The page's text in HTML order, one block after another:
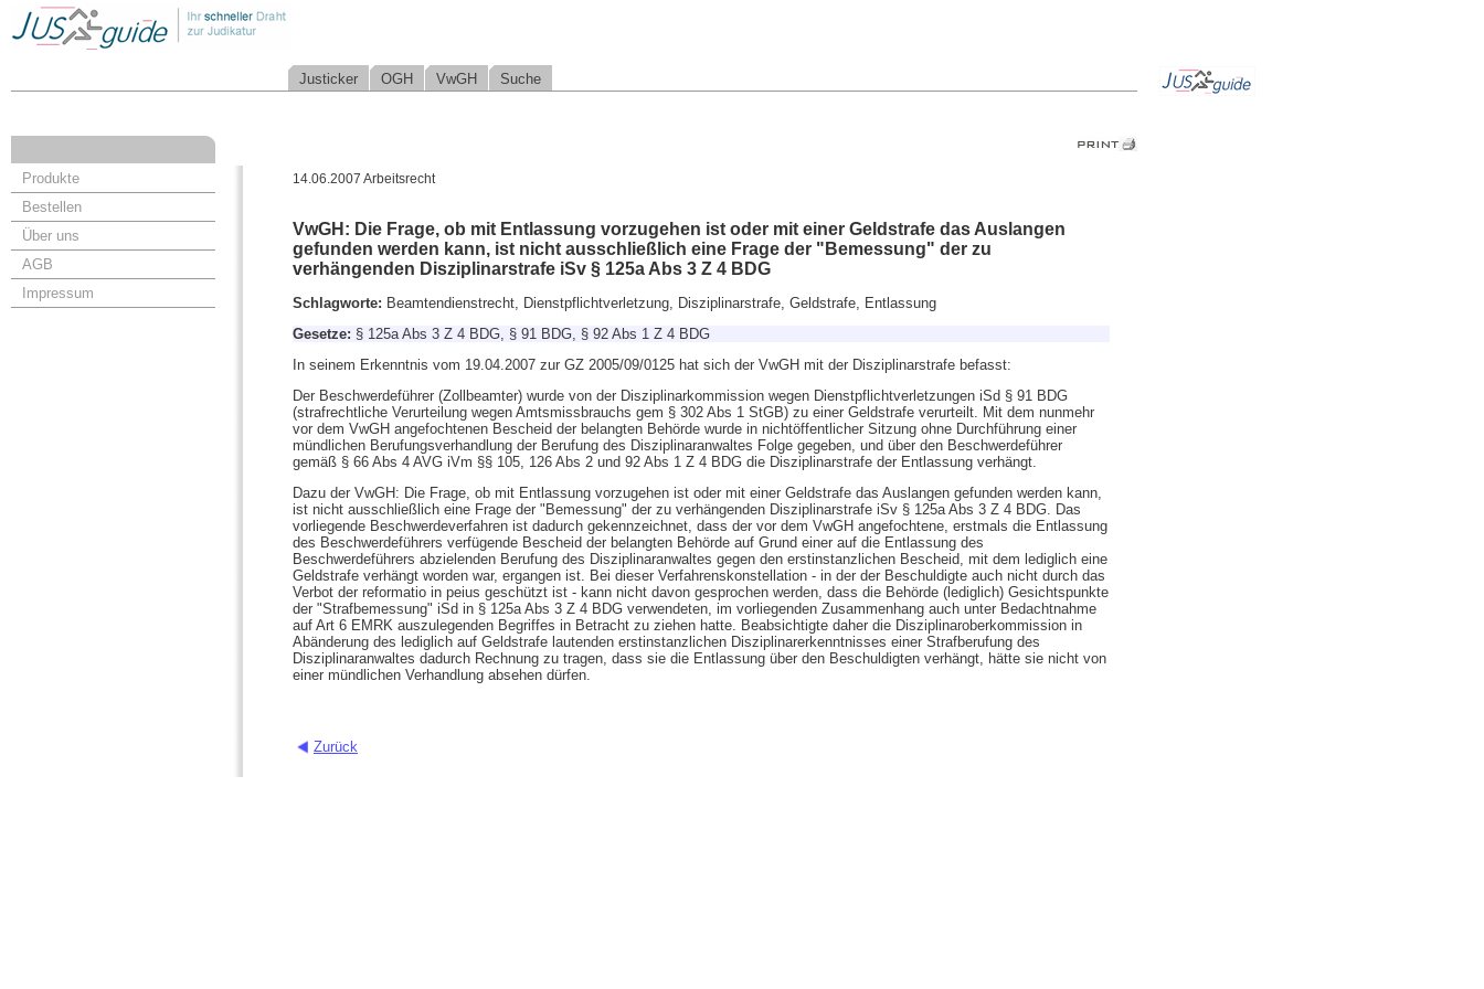
Justicker OGH VwGH Suche
Produkte
Bestellen
Über uns
AGB
Impressum
14.06.2007 Arbeitsrecht
VwGH: Die Frage, ob mit Entlassung vorzugehen ist oder mit einer Geldstrafe das Auslangen
gefunden werden kann, ist nicht ausschließlich eine Frage der "Bemessung" der zu
verhängenden Disziplinarstrafe iSv § 125a Abs 3 Z 4 BDG
Schlagworte: Beamtendienstrecht, Dienstpflichtverletzung, Disziplinarstrafe, Geldstrafe, Entlassung
Gesetze: § 125a Abs 3 Z 4 BDG, § 91 BDG, § 92 Abs 1 Z 4 BDG
In seinem Erkenntnis vom 19.04.2007 zur GZ 2005/09/0125 hat sich der VwGH mit der Disziplinarstrafe befasst:
Der Beschwerdeführer (Zollbeamter) wurde von der Disziplinarkommission wegen Dienstpflichtverletzungen iSd § 91 BDG
(strafrechtliche Verurteilung wegen Amtsmissbrauchs gem § 302 Abs 1 StGB) zu einer Geldstrafe verurteilt. Mit dem nunmehr
vor dem VwGH angefochtenen Bescheid der belangten Behörde wurde in nichtöffentlicher Sitzung ohne Durchführung einer
mündlichen Berufungsverhandlung der Berufung des Disziplinaranwaltes Folge gegeben, und über den Beschwerdeführer
gemäß § 66 Abs 4 AVG iVm §§ 105, 126 Abs 2 und 92 Abs 1 Z 4 BDG die Disziplinarstrafe der Entlassung verhängt.
Dazu der VwGH: Die Frage, ob mit Entlassung vorzugehen ist oder mit einer Geldstrafe das Auslangen gefunden werden kann,
ist nicht ausschließlich eine Frage der "Bemessung" der zu verhängenden Disziplinarstrafe iSv § 125a Abs 3 Z 4 BDG. Das
vorliegende Beschwerdeverfahren ist dadurch gekennzeichnet, dass der vor dem VwGH angefochtene, erstmals die Entlassung
des Beschwerdeführers verfügende Bescheid der belangten Behörde auf Grund einer auf die Entlassung des
Beschwerdeführers abzielenden Berufung des Disziplinaranwaltes gegen den erstinstanzlichen Bescheid, mit dem lediglich eine
Geldstrafe verhängt worden war, ergangen ist. Bei dieser Verfahrenskonstellation - in der der Beschuldigte auch nicht durch das
Verbot der reformatio in peius geschützt ist - kann nicht davon gesprochen werden, dass die Behörde (lediglich) Gesichtspunkte
der "Strafbemessung" iSd in § 125a Abs 3 Z 4 BDG verwendeten, im vorliegenden Zusammenhang auch unter Bedachtnahme
auf Art 6 EMRK auszulegenden Begriffes in Betracht zu ziehen hatte. Beabsichtigte daher die Disziplinaroberkommission in
Abänderung des lediglich auf Geldstrafe lautenden erstinstanzlichen Disziplinarerkenntnisses einer Strafberufung des
Disziplinaranwaltes dadurch Rechnung zu tragen, dass sie die Entlassung über den Beschuldigten verhängt, hätte sie nicht von
einer mündlichen Verhandlung absehen dürfen.
Zurück